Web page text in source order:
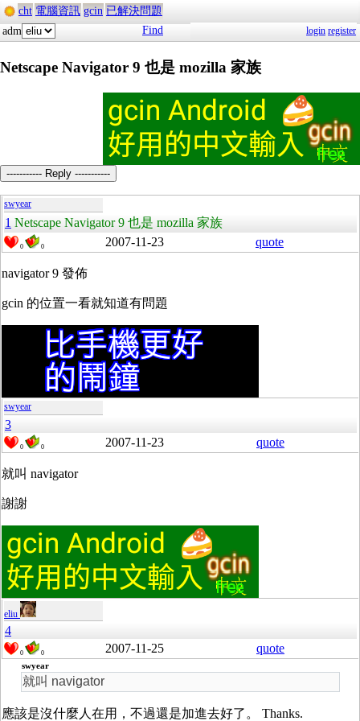
cht 電腦資訊 gcin 已解決問題
adm
Find login register
Netscape Navigator 9 也是 mozilla 家族
----------- Reply -----------
swyear
1 Netscape Navigator 9 也是 mozilla 家族
0 0 2007-11-23 quote
navigator 9 發佈
gcin 的位置一看就知道有問題
swyear
3
0 0 2007-11-23 quote
就叫 navigator
謝謝
eliu
4
0 0 2007-11-25 quote
swyear
就叫 navigator
應該是沒什麼人在用，不過還是加進去好了。 Thanks.